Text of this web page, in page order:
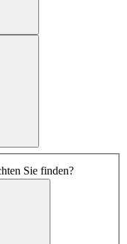
Sie finden?